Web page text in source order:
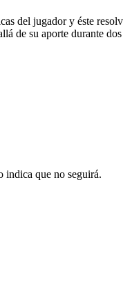
del jugador y éste
de su aporte durante
indica que no seguirá.